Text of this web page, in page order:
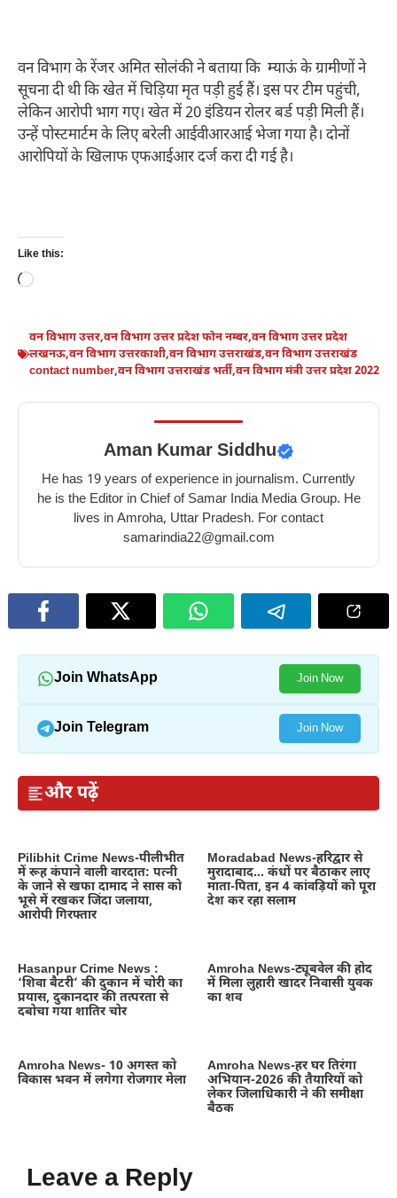
वन विभाग के रेंजर अमित सोलंकी ने बताया कि म्याऊं के ग्रामीणों ने
सूचना दी थी कि खेत में चिड़िया मृत पड़ी हुई हैं। इस पर टीम पहुंची,
लेकिन आरोपी भाग गए। खेत में 20 इंडियन रोलर बर्ड पड़ी मिली हैं।
उन्हें पोस्टमार्टम के लिए बरेली आईवीआरआई भेजा गया है। दोनों
आरोपियों के खिलाफ एफआईआर दर्ज करा दी गई है।
Like this:
Loading…
वन विभाग उत्तर,वन विभाग उत्तर प्रदेश फोन नम्बर,वन विभाग उत्तर प्रदेश
लखनऊ,वन विभाग उत्तरकाशी,वन विभाग उत्तराखंड,वन विभाग उत्तराखंड
contact number,वन विभाग उत्तराखंड भर्ती,वन विभाग मंत्री उत्तर प्रदेश 2022
Aman Kumar Siddhu
He has 19 years of experience in journalism. Currently
he is the Editor in Chief of Samar India Media Group. He
lives in Amroha, Uttar Pradesh. For contact
samarindia22@gmail.com
Join WhatsApp Join Now
Join Telegram Join Now
और पढ़ें
Pilibhit Crime News-पीलीभीत
में रूह कंपाने वाली वारदात: पत्नी
के जाने से खफा दामाद ने सास को
भूसे में रखकर जिंदा जलाया,
आरोपी गिरफ्तार
Moradabad News-हरिद्वार से
मुरादाबाद… कंधों पर बैठाकर लाए
माता-पिता, इन 4 कांवड़ियों को पूरा
देश कर रहा सलाम
Hasanpur Crime News :
‘शिवा बैटरी’ की दुकान में चोरी का
प्रयास, दुकानदार की तत्परता से
दबोचा गया शातिर चोर
Amroha News-ट्यूबवेल की होद
में मिला लुहारी खादर निवासी युवक
का शव
Amroha News- 10 अगस्त को
विकास भवन में लगेगा रोजगार मेला
Amroha News-हर घर तिरंगा
अभियान-2026 की तैयारियों को
लेकर जिलाधिकारी ने की समीक्षा
बैठक
Leave a Reply